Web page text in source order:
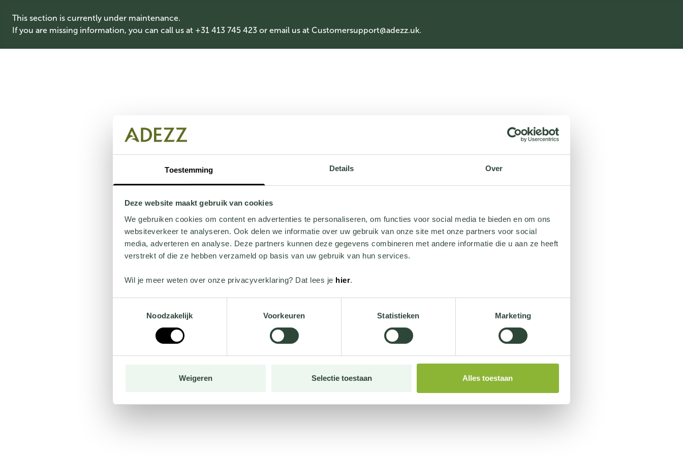
Toestemming Details Over
Deze website maakt gebruik van cookies
We gebruiken cookies om content en advertenties te personaliseren, om functies voor social media te bieden en om ons
websiteverkeer te analyseren. Ook delen we informatie over uw gebruik van onze site met onze partners voor social
media, adverteren en analyse. Deze partners kunnen deze gegevens combineren met andere informatie die u aan ze heeft
verstrekt of die ze hebben verzameld op basis van uw gebruik van hun services.
Wil je meer weten over onze privacyverklaring? Dat lees je hier.
Noodzakelijk
Voorkeuren Statistieken Marketing
Weigeren Selectie toestaan Alles toestaan
This section is currently under maintenance.
If you are missing information, you can call us at +31 413 745 423 or email us at Customersupport@adezz.uk.